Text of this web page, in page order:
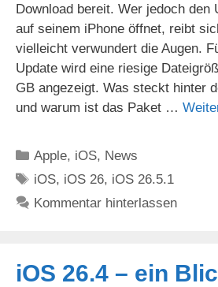
Download bereit. Wer jedoch den
auf seinem iPhone öffnet, reibt
vielleicht verwundert die Augen.
Update wird eine riesige
GB angezeigt. Was steckt hinter
und warum ist das Paket …
Kategorien
Apple, iOS, News
Schlagwörter
iOS, iOS 26, iOS 26.5.1
Kommentar hinterlassen
iOS 26.4 – ein